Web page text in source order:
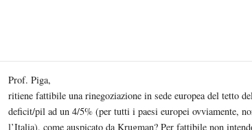
Prof. Piga,
ritiene fattibile una rinegoziazione in sede europea del tetto
deficit/pil ad un 4/5% (per tutti i paesi europei ovviamente,
l’Italia), come auspicato da Krugman? Per fattibile non